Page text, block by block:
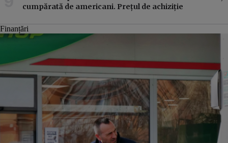
cumpărată de americani. Prețul de achiziție
Finanțări